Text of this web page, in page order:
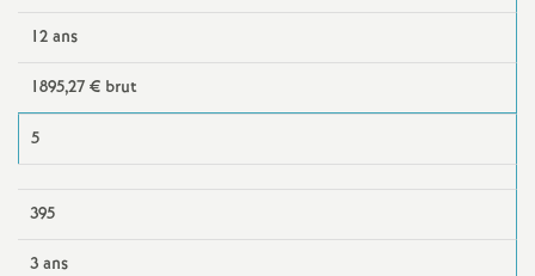
d
12 ans
1895,27 € brut
5
395
3 ans